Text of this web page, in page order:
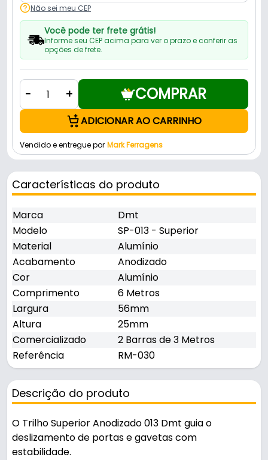
Não sei meu CEP
Você pode ter frete grátis!
Informe seu CEP acima para ver o prazo e conferir as
opções de frete.
- + COMPRAR
ADICIONAR AO CARRINHO
Vendido e entregue por Mark Ferragens
Características do produto
Marca
Dmt
Modelo
SP-013 - Superior
Material
Alumínio
Acabamento
Anodizado
Cor
Alumínio
Comprimento
6 Metros
Largura
56mm
Altura
25mm
Comercializado
2 Barras de 3 Metros
Referência
RM-030
Descrição do produto
O Trilho Superior Anodizado 013 Dmt guia o
deslizamento de portas e gavetas com
estabilidade.